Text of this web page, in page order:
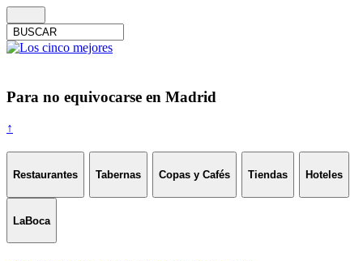
Para no equivocarse en Madrid
↑
Restaurantes Tabernas Copas y Cafés Tiendas Hoteles
LaBoca